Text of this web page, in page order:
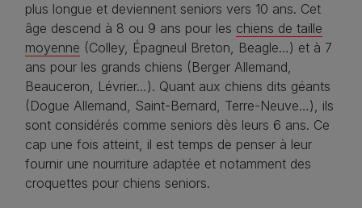
plus longue et deviennent seniors vers 10 ans. Cet
âge descend à 8 ou 9 ans pour les chiens de taille
moyenne (Colley, Épagneul Breton, Beagle…) et à 7
ans pour les grands chiens (Berger Allemand,
Beauceron, Lévrier…). Quant aux chiens dits géants
(Dogue Allemand, Saint-Bernard, Terre-Neuve…), ils
sont considérés comme seniors dès leurs 6 ans. Ce
cap une fois atteint, il est temps de penser à leur
fournir une nourriture adaptée et notamment des
croquettes pour chiens seniors.